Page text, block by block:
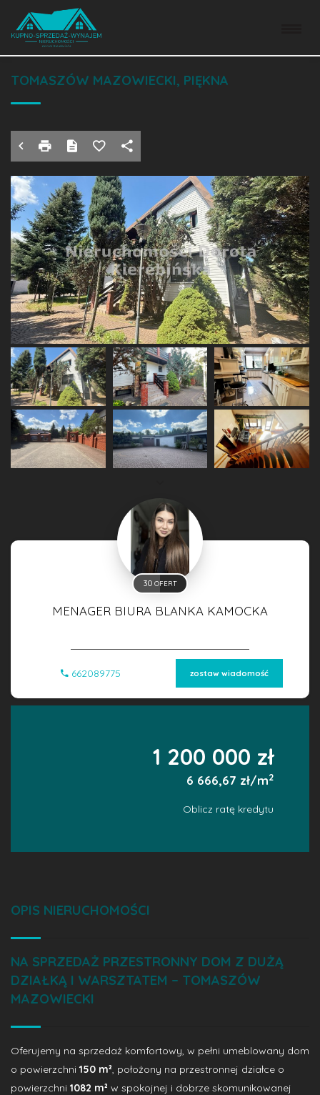
TOMASZÓW MAZOWIECKI, PIĘKNA
DOM NA SPRZEDAŻ
30 OFERT
MENAGER BIURA BLANKA KAMOCKA
662089775 zostaw wiadomość
1 200 000 zł
6 666,67 zł/m2
Oblicz ratę kredytu
OPIS NIERUCHOMOŚCI
NA SPRZEDAŻ PRZESTRONNY DOM Z DUŻĄ
DZIAŁKĄ I WARSZTATEM – TOMASZÓW
MAZOWIECKI
Oferujemy na sprzedaż komfortowy, w pełni umeblowany dom
o powierzchni 150 m², położony na przestronnej działce o
powierzchni 1082 m² w spokojnej i dobrze skomunikowanej